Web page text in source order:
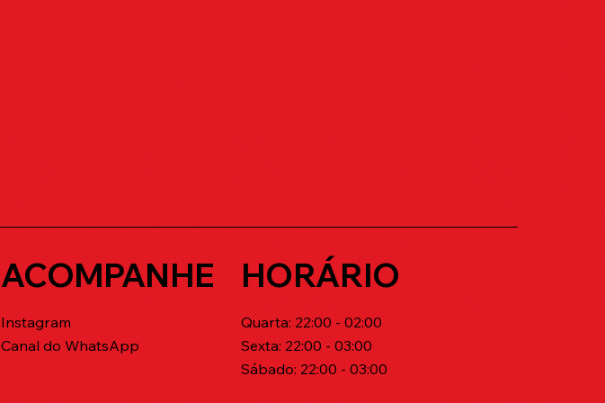
ACOMPANHE
Instagram
Canal do WhatsApp
HORÁRIO
Quarta: 22:00 - 02:00
Sexta: 22:00 - 03:00
Sábado: 22:00 - 03:00